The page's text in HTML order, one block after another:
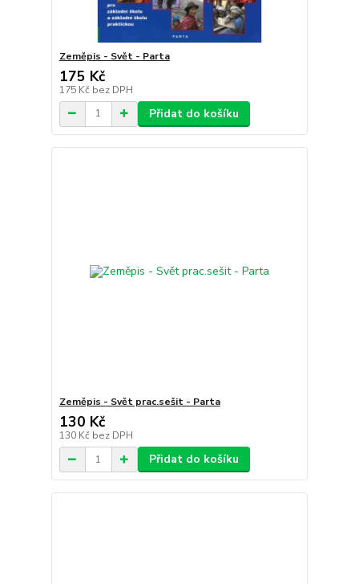
Zeměpis - Svět - Parta
175 Kč
175 Kč bez DPH
Přidat do košíku
Zeměpis - Svět prac.sešit - Parta
130 Kč
130 Kč bez DPH
Přidat do košíku